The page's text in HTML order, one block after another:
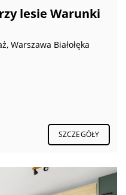
lesie Warunki
Warszawa Białołęka
SZCZEGÓŁY